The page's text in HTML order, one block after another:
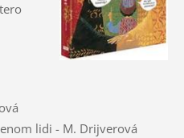
lidi - M. Drijverová